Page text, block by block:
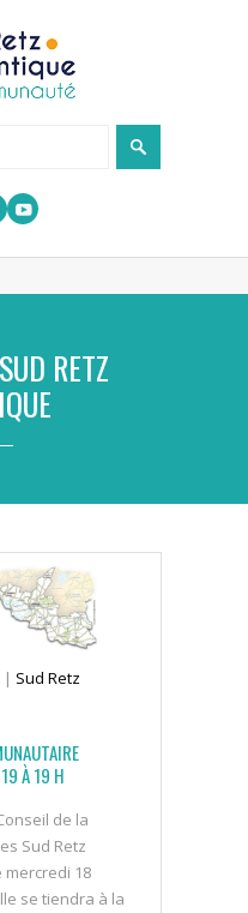
RETZ
| Sud Retz
À 19 H
de la
Sud Retz
18
se tiendra à la